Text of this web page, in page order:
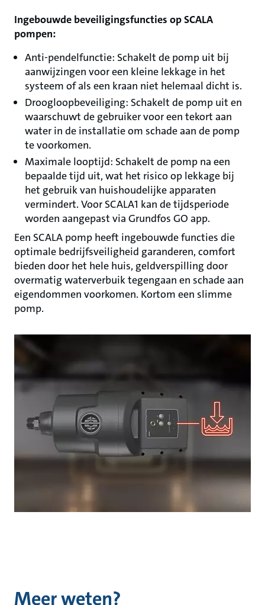
Ingebouwde beveiligingsfuncties op SCALA
pompen:
Anti-pendelfunctie: Schakelt de pomp uit bij
aanwijzingen voor een kleine lekkage in het
systeem of als een kraan niet helemaal dicht is.
Droogloopbeveiliging: Schakelt de pomp uit en
waarschuwt de gebruiker voor een tekort aan
water in de installatie om schade aan de pomp
te voorkomen.
Maximale looptijd: Schakelt de pomp na een
bepaalde tijd uit, wat het risico op lekkage bij
het gebruik van huishoudelijke apparaten
vermindert. Voor SCALA1 kan de tijdsperiode
worden aangepast via Grundfos GO app.
Een SCALA pomp heeft ingebouwde functies die
optimale bedrijfsveiligheid garanderen, comfort
bieden door het hele huis, geldverspilling door
overmatig waterverbuik tegengaan en schade aan
eigendommen voorkomen. Kortom een slimme
pomp.
Meer weten?